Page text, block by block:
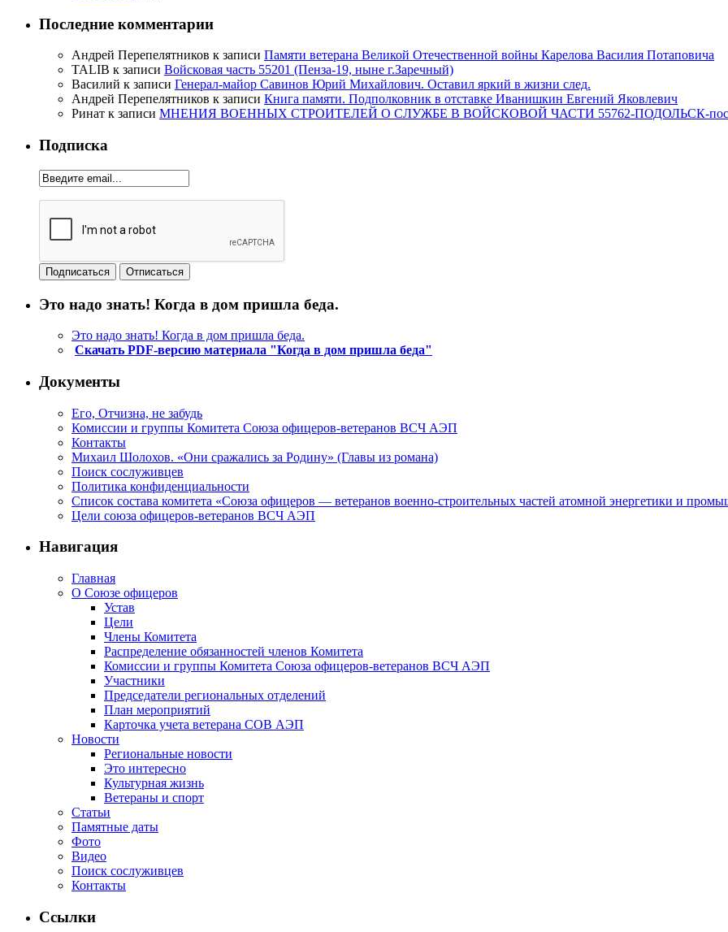
Последние комментарии
Андрей Перепелятников к записи Памяти ветерана Великой Отечественной войны Карелова Василия Потаповича
TALIB к записи Войсковая часть 55201 (Пенза-19, ныне г.Заречный)
Василий к записи Генерал-майор Савинов Юрий Михайлович. Оставил яркий в жизни след.
Андрей Перепелятников к записи Книга памяти. Подполковник в отставке Иванишкин Евгений Яковлевич
Ринат к записи МНЕНИЯ ВОЕННЫХ СТРОИТЕЛЕЙ О СЛУЖБЕ В ВОЙСКОВОЙ ЧАСТИ 55762-ПОДОЛЬСК-
Подписка
Это надо знать! Когда в дом пришла беда.
Это надо знать! Когда в дом пришла беда.
Скачать PDF-версию материала "Когда в дом пришла беда"
Документы
Его, Отчизна, не забудь
Комиссии и группы Комитета Союза офицеров-ветеранов ВСЧ АЭП
Контакты
Михаил Шолохов. «Они сражались за Родину» (Главы из романа)
Поиск сослуживцев
Политика конфиденциальности
Список состава комитета «Союза офицеров — ветеранов военно-строительных частей атомной энергетики и
Цели союза офицеров-ветеранов ВСЧ АЭП
Навигация
Главная
О Союзе офицеров
Устав
Цели
Члены Комитета
Распределение обязанностей членов Комитета
Комиссии и группы Комитета Союза офицеров-ветеранов ВСЧ АЭП
Участники
Председатели региональных отделений
План мероприятий
Карточка учета ветерана CОВ АЭП
Новости
Региональные новости
Это интересно
Культурная жизнь
Ветераны и спорт
Статьи
Памятные даты
Фото
Видео
Поиск сослуживцев
Контакты
Ссылки